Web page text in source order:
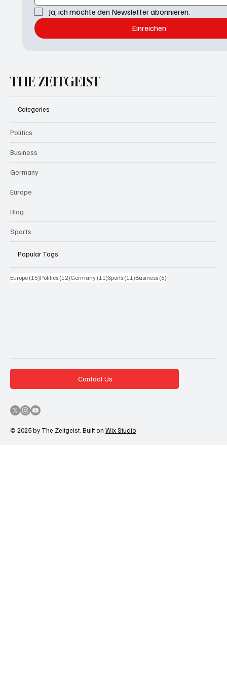
Ja, ich möchte den Newsletter abonnieren.
Einreichen
THE ZEITGEIST
Categories
Politics
Business
Germany
Europe
Blog
Sports
Popular Tags
Europe (15)15 Beiträge
Politics (12)12 Beiträge
Germany (11)11 Beiträge
Sports (11)11 Beiträge
Business (6)
© 2025 by The Zeitgeist. Built on Wix Studio
Contact Us